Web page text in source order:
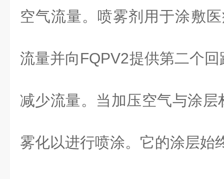
空气流量。喷雾剂用于涂敷
流量并向FQPV2提供第二个
减少流量。当加压空气与涂
雾化以进行喷涂。它的涂层始